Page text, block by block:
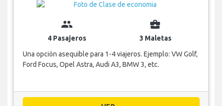
group
4 Pasajeros
business_center
3 Maletas
Una opción asequible para 1-4 viajeros. Ejemplo: VW Golf,
Ford Focus, Opel Astra, Audi A3, BMW 3, etc.